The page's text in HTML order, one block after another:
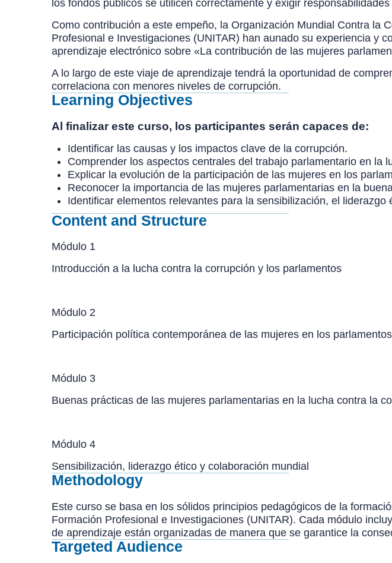
los fondos públicos se utilicen correctamente y exigir
Como contribución a este empeño, la Organización Mundial Contra la
Profesional e Investigaciones (UNITAR) han aunado su experiencia y
aprendizaje electrónico sobre «La contribución de las mujeres
A lo largo de este viaje de aprendizaje tendrá la oportunidad de
correlaciona con menores niveles de corrupción.
Learning Objectives
Al finalizar este curso, los participantes serán capaces de:
Identificar las causas y los impactos clave de la corrupción.
Comprender los aspectos centrales del trabajo parlamentario en la
Explicar la evolución de la participación de las mujeres en los
Reconocer la importancia de las mujeres parlamentarias en la
Identificar elementos relevantes para la sensibilización, el liderazgo
Content and Structure
Módulo 1
Introducción a la lucha contra la corrupción y los parlamentos
Módulo 2
Participación política contemporánea de las mujeres en los parlamentos
Módulo 3
Buenas prácticas de las mujeres parlamentarias en la lucha contra la
Módulo 4
Sensibilización, liderazgo ético y colaboración mundial
Methodology
Este curso se basa en los sólidos principios pedagógicos de la
Formación Profesional e Investigaciones (UNITAR). Cada módulo
de aprendizaje están organizadas de manera que se garantice la
Targeted Audience